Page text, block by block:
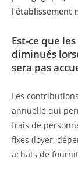
l’établissement
Est-ce que
diminués
sera pas
Les
annuelle qui
frais de
fixes (loyer,
achats de